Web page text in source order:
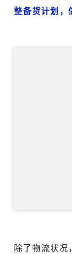
整备货计划，
除了物流状况